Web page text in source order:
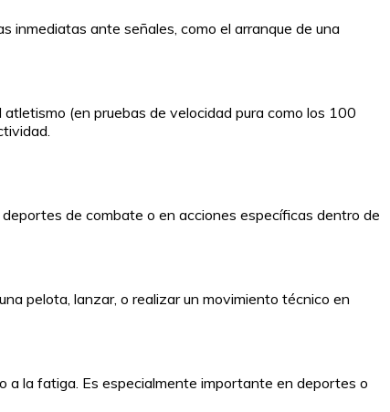
inmediatas ante señales, como el arranque de una
(en pruebas de velocidad pura como los 100
de combate o en acciones específicas dentro de
pelota, lanzar, o realizar un movimiento técnico en
a la fatiga. Es especialmente importante en deportes o